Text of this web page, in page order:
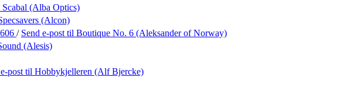
(Alba Optics)
(Alcon)
/ Send e-post til Boutique No. 6 (Aleksander of Norway)
(Alesis)
post til Hobbykjelleren (Alf Bjercke)